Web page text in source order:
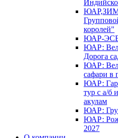
королей"
ЮАР-
ЮАР:
Дорога
ЮАР:
сафари в
ЮАР:
тур с а/б
акулам
ЮАР:
ЮАР:
2027